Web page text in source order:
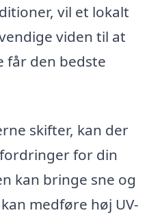
vil et lokalt
viden til at
får den bedste
skifter, kan der
for din
kan bringe sne og
medføre høj UV-